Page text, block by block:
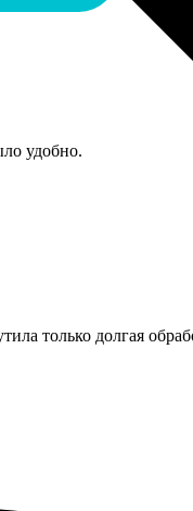
удобно.
только долгая